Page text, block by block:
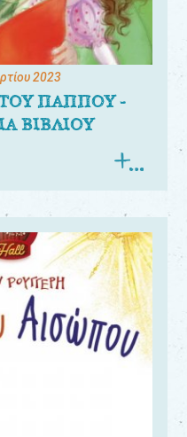
2023
ΠΑΠΠΟΥ -
ΒΙΒΛΙΟΥ